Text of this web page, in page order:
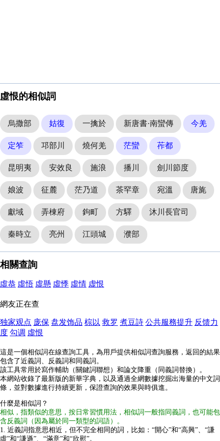
虛恨的相似詞
烏撒部 姑復 一擒於 新唐書·南蠻傳 今羌
定笮 邛部川 燒何羌 茫蠻 莋都
昆明夷 安效良 施浪 播川 劍川節度
娘波 征麓 茫乃道 茶罕章 宛溫 唐旄
獻域 弄棟府 鉤町 方驛 沐川長官司
秦時立 亮州 江頭城 濮部
相關查詢
虛恭 虛悟 虛懸 虛悸 虛情 虚恨
網友正在查
独家观点 庞保 盘发饰品 棕以 救罗 煮豆詩 公共服務提升 反馈力
度 勾调 虛恨
這是一個相似詞在線查詢工具，為用戶提供相似詞查詢服務，返回的結果
包含了近義詞、反義詞和同義詞。
該工具常用於寫作輔助（關鍵詞聯想）和論文降重（同義詞替換）。
本網站收錄了最新版的新華字典，以及通過全網數據挖掘出海量的中文詞
條，並對數據進行持續更新，保證查詢的效果與時俱進。
什麼是相似詞？
相似，指類似的意思，按日常習慣用法，相似詞一般指同義詞，也可能包
含反義詞（因為屬於同一類型的詞語）。
1. 近義詞指意思相近，但不完全相同的詞，比如：“開心”和“高興”、“謙
虛”和“謙遜”、“滿意”和“欣慰”。